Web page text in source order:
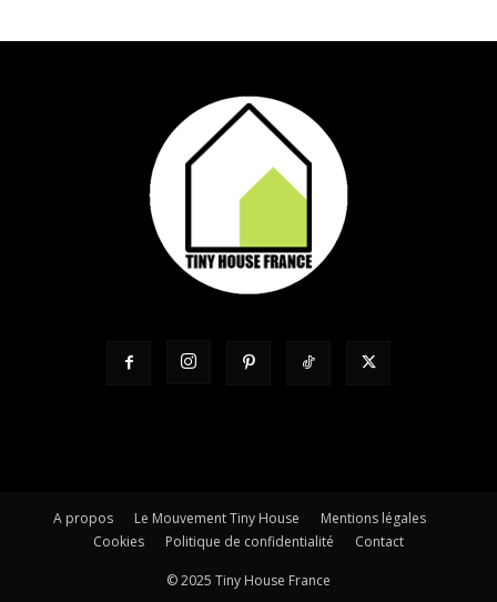
A propos Le Mouvement Tiny House
Mentions légales
Cookies
Politique de confidentialité Contact
© 2025 Tiny House France